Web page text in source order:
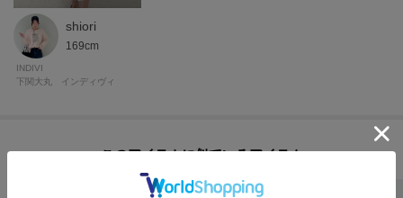
shiori
169cm
INDIVI
下関大丸 インディヴィ
このアイテムに似ているアイテム